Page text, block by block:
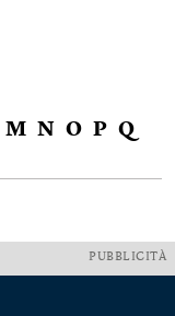
M N O P Q
PUBBLICITÀ